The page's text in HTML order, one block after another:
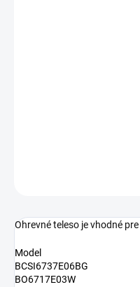
Ohrevné teleso je vhodné
Model
BCSI6737E06BG
BO6717E03W